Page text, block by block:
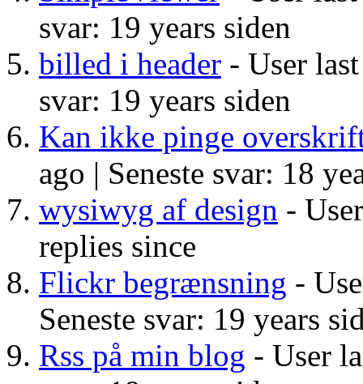
svar: 19 years siden
billed i header - User
svar: 19 years siden
Kan ikke pinge
ago | Seneste svar: 18
wysiwyg af design -
replies since
Flickr begrænsning -
Seneste svar: 19 years
Rss på min blog - User